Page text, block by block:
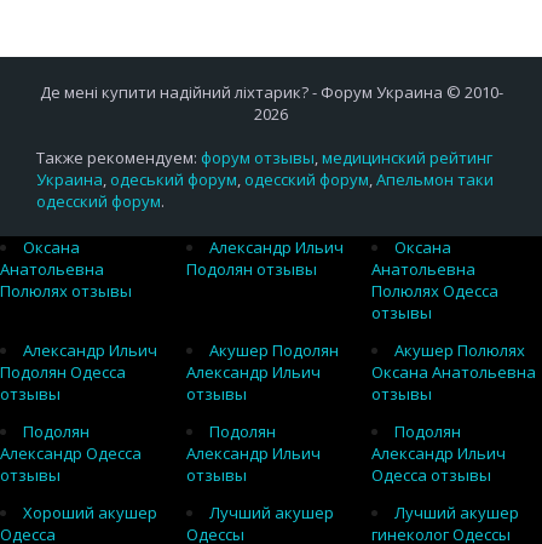
Де мені купити надійний ліхтарик? - Форум Украина © 2010-
2026
Также рекомендуем: форум отзывы,медицинский рейтинг
Украина, одеський форум, одесский форум,Апельмон таки
одесский форум.
Оксана
Анатольевна
Полюлях отзывы
Александр Ильич
Подолян отзывы
Оксана
Анатольевна
Полюлях Одесса
отзывы
Александр Ильич
Подолян Одесса
отзывы
Акушер Подолян
Александр Ильич
отзывы
Акушер Полюлях
Оксана Анатольевна
отзывы
Подолян
Александр Одесса
отзывы
Подолян
Александр Ильич
отзывы
Подолян
Александр Ильич
Одесса отзывы
Хороший акушер
Одесса
Лучший акушер
Одессы
Лучший акушер
гинеколог Одессы